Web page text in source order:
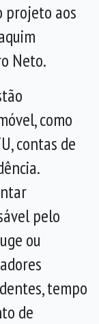
projeto aos
Neto.
como
contas de
pelo
ou
tempo
de